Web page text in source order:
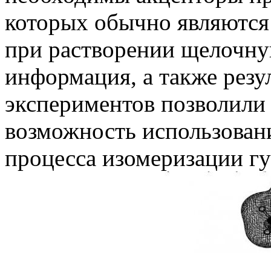
которых обычно
при растворении
информация, а также
экспериментов
возможность
процесса изомеризации